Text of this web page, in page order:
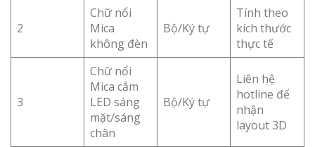
2
Chữ nổi
Mica
không đèn
Bộ/Ký tự
Tính theo
kích thước
thực tế
3
Chữ nổi
Mica cắm
LED sáng
mặt/sáng
chân
Bộ/Ký tự
Liên hệ
hotline để
nhận
layout 3D